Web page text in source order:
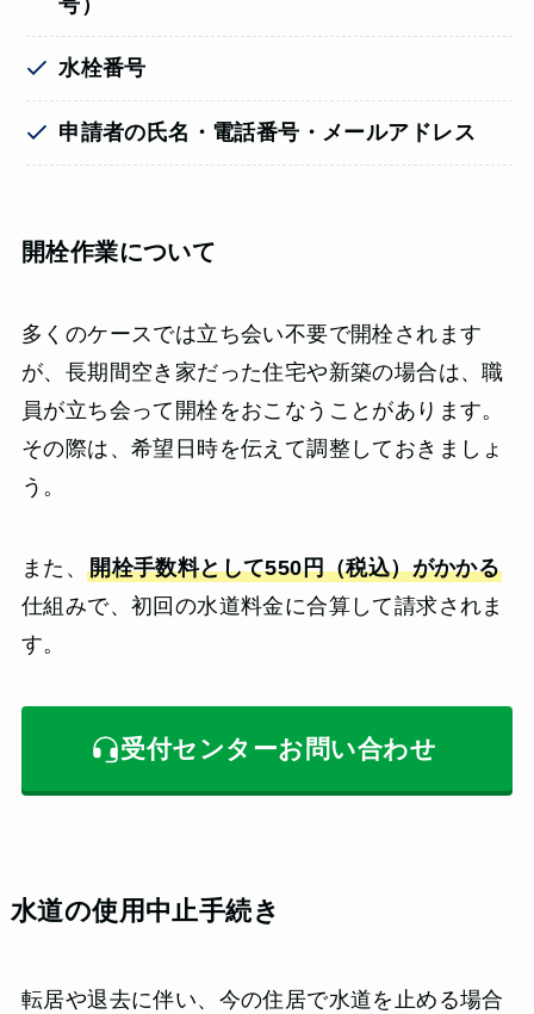
水栓番号
申請者の氏名・電話番号・メールアドレス
開栓作業について
多くのケースでは立ち会い不要で開栓されます
が、長期間空き家だった住宅や新築の場合は、職
員が立ち会って開栓をおこなうことがあります。
その際は、希望日時を伝えて調整しておきましょ
う。
また、開栓手数料として550円（税込）がかかる
仕組みで、初回の水道料金に合算して請求されま
す。
受付センターお問い合わせ
水道の使用中止手続き
転居や退去に伴い、今の住居で水道を止める場合